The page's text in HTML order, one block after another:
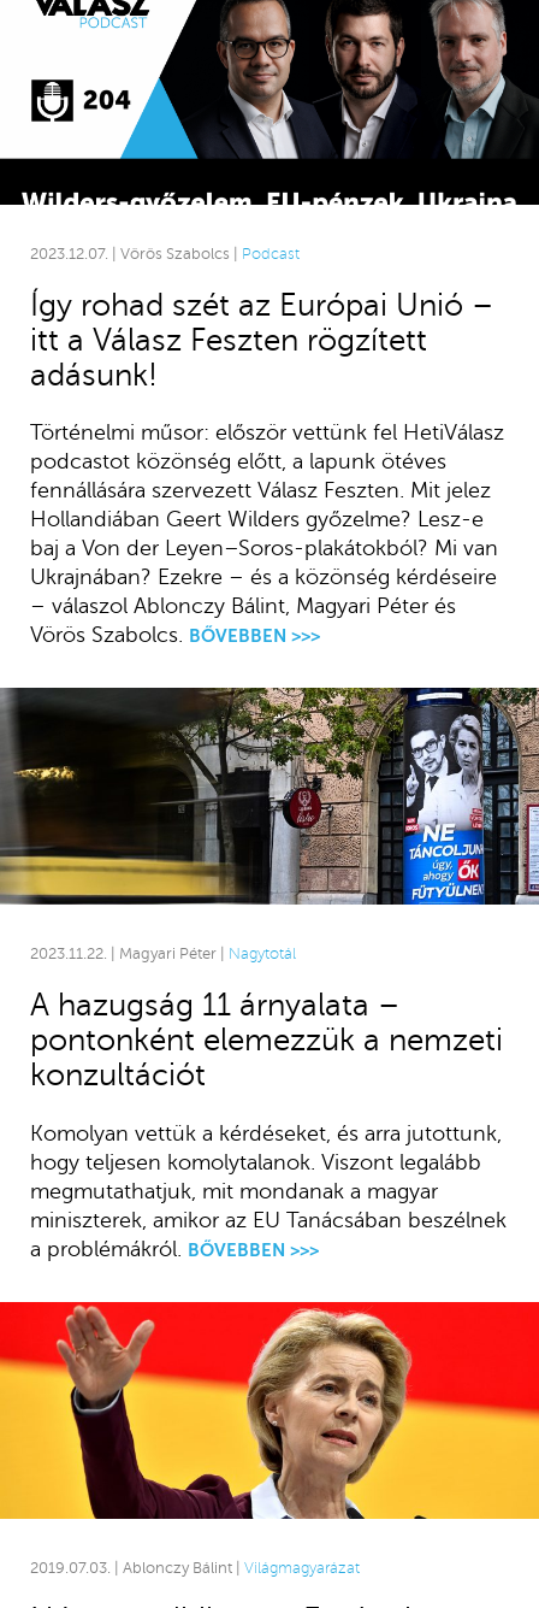
2023.12.07. | Vörös Szabolcs | Podcast
Így rohad szét az Európai Unió –
itt a Válasz Feszten rögzített
adásunk!
Történelmi műsor: először vettünk fel HetiVálasz
podcastot közönség előtt, a lapunk ötéves
fennállására szervezett Válasz Feszten. Mit jelez
Hollandiában Geert Wilders győzelme? Lesz-e
baj a Von der Leyen–Soros-plakátokból? Mi van
Ukrajnában? Ezekre – és a közönség kérdéseire
– válaszol Ablonczy Bálint, Magyari Péter és
Vörös Szabolcs. BŐVEBBEN >>>
2023.11.22. | Magyari Péter | Nagytotál
A hazugság 11 árnyalata –
pontonként elemezzük a nemzeti
konzultációt
Komolyan vettük a kérdéseket, és arra jutottunk,
hogy teljesen komolytalanok. Viszont legalább
megmutathatjuk, mit mondanak a magyar
miniszterek, amikor az EU Tanácsában beszélnek
a problémákról. BŐVEBBEN >>>
2019.07.03. | Ablonczy Bálint | Világmagyarázat